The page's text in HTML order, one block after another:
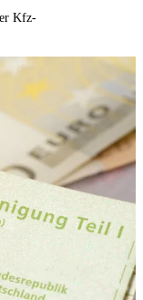
Kfz-